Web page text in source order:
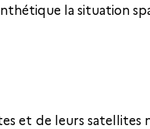
la situation
et de leurs